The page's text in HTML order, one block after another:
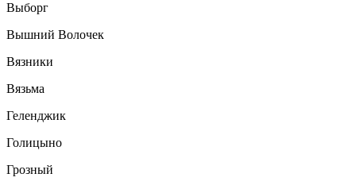
Выборг
Вышний Волочек
Вязники
Вязьма
Геленджик
Голицыно
Грозный